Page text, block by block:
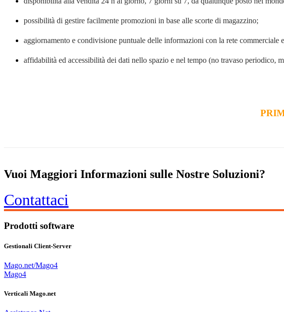
possibilità di gestire facilmente promozioni in base alle scorte di magazzino;
aggiornamento e condivisione puntuale delle informazioni con la rete commerciale
affidabilità ed accessibilità dei dati nello spazio e nel tempo (no travaso periodico,
Vuoi Maggiori Informazioni sulle Nostre Soluzioni?
Contattaci
Prodotti software
Gestionali Client-Server
Mago.net/Mago4
Mago4
Verticali Mago.net